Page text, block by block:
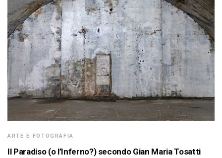
ARTE E FOTOGRAFIA
Il Paradiso (o l’Inferno?) secondo Gian Maria Tosatti